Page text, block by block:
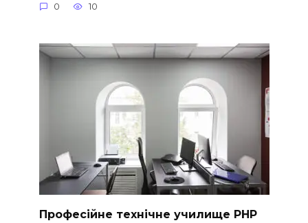
0 10
Професійне технічне училище PHP